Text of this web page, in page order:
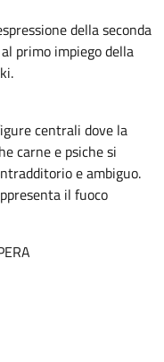
della seconda
primo impiego della
centrali dove la
carne e psiche si
e ambiguo.
il fuoco